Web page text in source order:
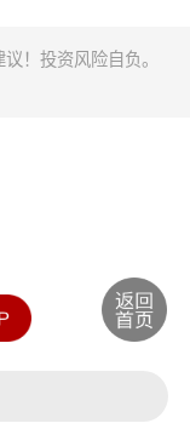
！投资风险自负。